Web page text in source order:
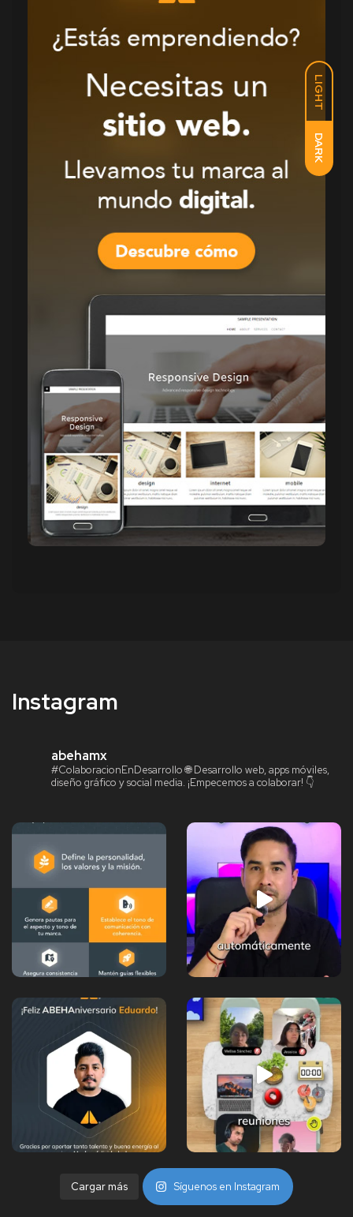
LIGHT
DARK
Instagram
abehamx
#ColaboracionEnDesarrollo🌐 Desarrollo web, apps móviles,
diseño gráfico y social media. ¡Empecemos a colaborar! 👇
Cargar más Síguenos en Instagram